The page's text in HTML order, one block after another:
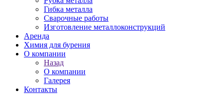
Гибка металла
Сварочные работы
Изготовление металлоконструкций
Аренда
Химия для бурения
О компании
Назад
О компании
Галерея
Контакты